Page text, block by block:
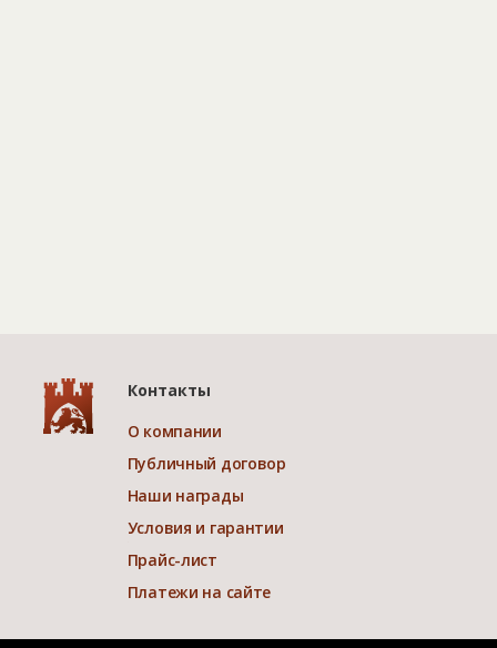
Контакты
О компании
Публичный договор
Наши награды
Условия и гарантии
Прайс-лист
Платежи на сайте